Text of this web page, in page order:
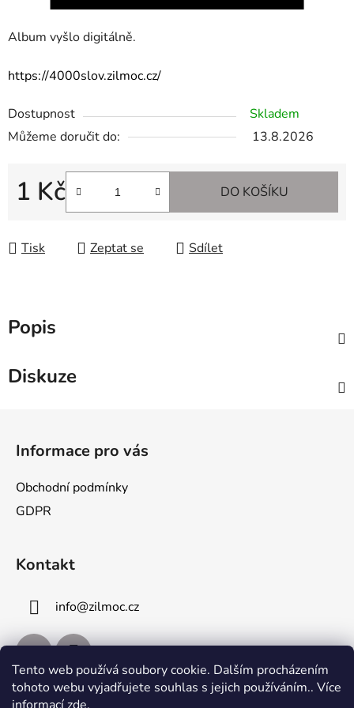
Tento web používá soubory cookie. Dalším procházením
tohoto webu vyjadřujete souhlas s jejich používáním.. Více
Album vyšlo digitálně.
https://4000slov.zilmoc.cz/
Dostupnost
Skladem
Můžeme doručit do:
13.8.2026
1 Kč
Měrná cena:
DO KOŠÍKU
Tisk Zeptat se Sdílet
Popis
Diskuze
Informace pro vás
Obchodní podmínky
GDPR
Kontakt
info@zilmoc.cz